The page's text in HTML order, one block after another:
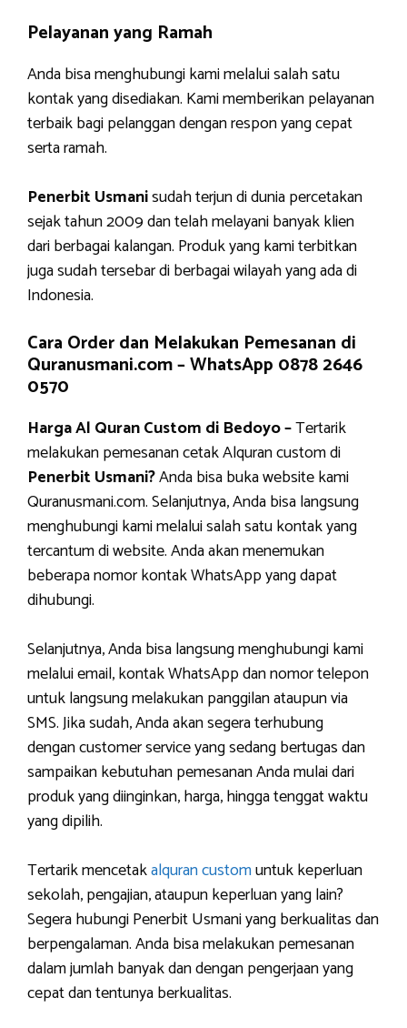
Pelayanan yang Ramah
Anda bisa menghubungi kami melalui salah satu
kontak yang disediakan. Kami memberikan pelayanan
terbaik bagi pelanggan dengan respon yang cepat
serta ramah.
Penerbit Usmanisudah terjun di dunia percetakan
sejak tahun 2009 dan telah melayani banyak klien
dari berbagai kalangan. Produk yang kami terbitkan
juga sudah tersebar di berbagai wilayah yang ada di
Indonesia.
Cara Order dan Melakukan Pemesanan di
Quranusmani.com –WhatsApp 0878 2646
0570
Harga Al Quran Custom di Bedoyo –Tertarik
melakukan pemesanan cetak Alquran custom di
Penerbit Usmani?Anda bisa buka website kami
Quranusmani.com. Selanjutnya, Anda bisa langsung
menghubungi kami melalui salah satu kontak yang
tercantum di website. Anda akan menemukan
beberapa nomor kontak WhatsApp yang dapat
dihubungi.
Selanjutnya, Anda bisa langsung menghubungi kami
melalui email, kontak WhatsApp dan nomor telepon
untuk langsung melakukan panggilan ataupun via
SMS. Jika sudah, Anda akan segera terhubung
dengan customer service yang sedang bertugas dan
sampaikan kebutuhan pemesanan Anda mulai dari
produk yang diinginkan, harga, hingga tenggat waktu
yang dipilih.
Tertarik mencetakalquran customuntuk keperluan
sekolah, pengajian, ataupun keperluan yang lain?
Segera hubungi Penerbit Usmani yang berkualitas dan
berpengalaman. Anda bisa melakukan pemesanan
dalam jumlah banyak dan dengan pengerjaan yang
cepat dan tentunya berkualitas.